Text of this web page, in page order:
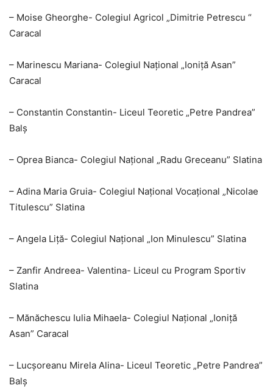
– Moise Gheorghe- Colegiul Agricol „Dimitrie Petrescu “
Caracal
– Marinescu Mariana- Colegiul Național „Ioniță Asan”
Caracal
– Constantin Constantin- Liceul Teoretic „Petre Pandrea”
Balș
– Oprea Bianca- Colegiul Național „Radu Greceanu” Slatina
– Adina Maria Gruia- Colegiul Național Vocațional „Nicolae
Titulescu” Slatina
– Angela Liță- Colegiul Național „Ion Minulescu” Slatina
– Zanfir Andreea- Valentina- Liceul cu Program Sportiv
Slatina
– Mănăchescu Iulia Mihaela- Colegiul Național „Ioniță
Asan” Caracal
– Lucșoreanu Mirela Alina- Liceul Teoretic „Petre Pandrea”
Balș